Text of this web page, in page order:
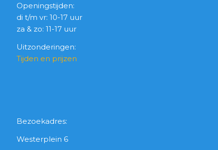
Openingstijden:
di t/m vr: 10-17 uur
za & zo: 11-17 uur
Uitzonderingen:
Tijden en prijzen
Bezoekadres:
Westerplein 6